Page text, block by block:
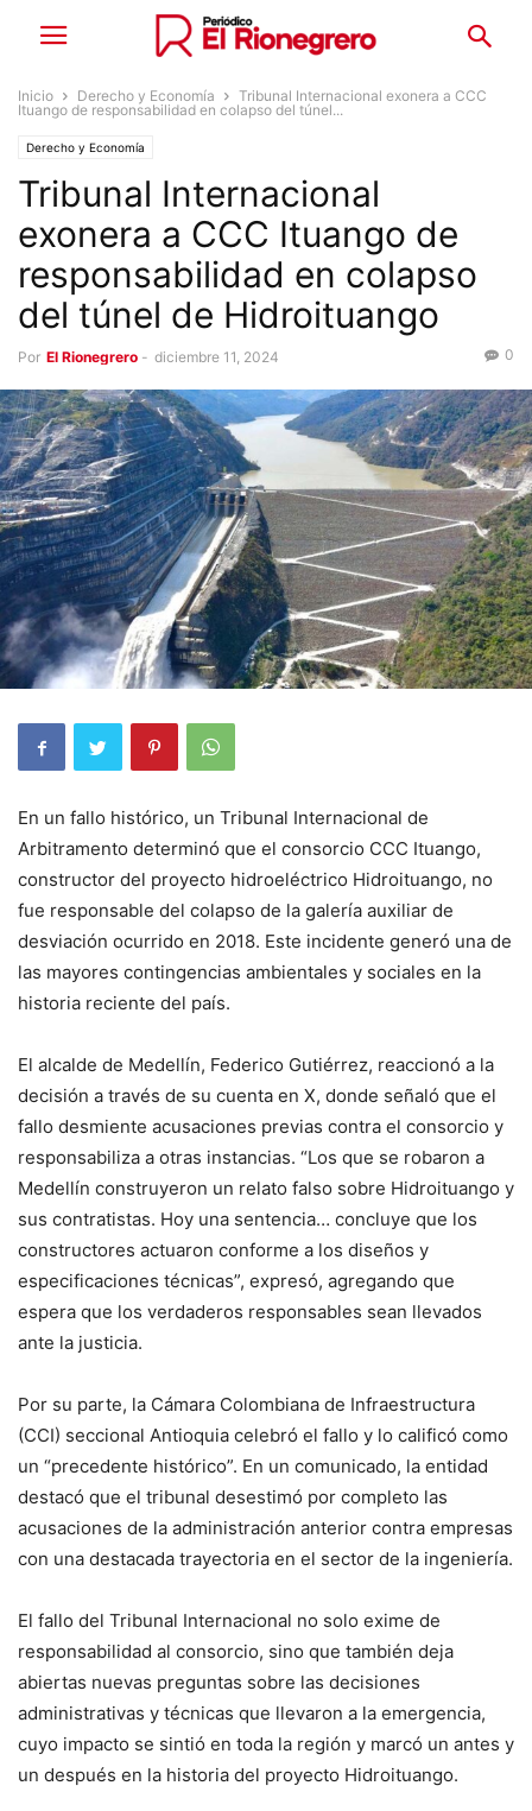
Inicio Derecho y Economía
Tribunal Internacional exonera a CCC
Ituango de responsabilidad en colapso del túnel...
Derecho y Economía
Tribunal Internacional
exonera a CCC Ituango de
responsabilidad en colapso
del túnel de Hidroituango
Por El Rionegrero - diciembre 11, 2024 0
En un fallo histórico, un Tribunal Internacional de
Arbitramento determinó que el consorcio CCC Ituango,
constructor del proyecto hidroeléctrico Hidroituango, no
fue responsable del colapso de la galería auxiliar de
desviación ocurrido en 2018. Este incidente generó una de
las mayores contingencias ambientales y sociales en la
historia reciente del país.
El alcalde de Medellín, Federico Gutiérrez, reaccionó a la
decisión a través de su cuenta en X, donde señaló que el
fallo desmiente acusaciones previas contra el consorcio y
responsabiliza a otras instancias. “Los que se robaron a
Medellín construyeron un relato falso sobre Hidroituango y
sus contratistas. Hoy una sentencia… concluye que los
constructores actuaron conforme a los diseños y
especificaciones técnicas”, expresó, agregando que
espera que los verdaderos responsables sean llevados
ante la justicia.
Por su parte, la Cámara Colombiana de Infraestructura
(CCI) seccional Antioquia celebró el fallo y lo calificó como
un “precedente histórico”. En un comunicado, la entidad
destacó que el tribunal desestimó por completo las
acusaciones de la administración anterior contra empresas
con una destacada trayectoria en el sector de la ingeniería.
El fallo del Tribunal Internacional no solo exime de
responsabilidad al consorcio, sino que también deja
abiertas nuevas preguntas sobre las decisiones
administrativas y técnicas que llevaron a la emergencia,
cuyo impacto se sintió en toda la región y marcó un antes y
un después en la historia del proyecto Hidroituango.